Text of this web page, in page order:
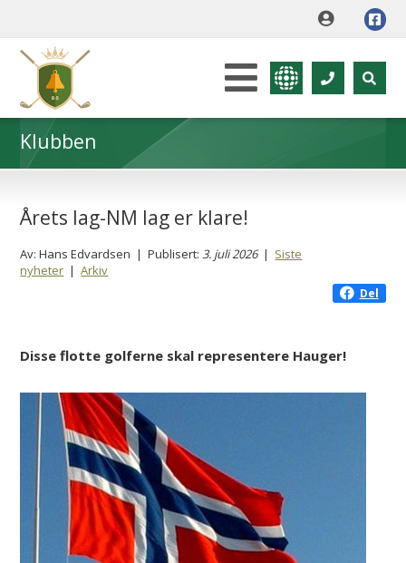
Klubben
Årets lag-NM lag er klare!
Av: Hans Edvardsen | Publisert:3. juli 2026| Siste
nyheter |Arkiv
Del
Disse flotte golferne skal representere Hauger!